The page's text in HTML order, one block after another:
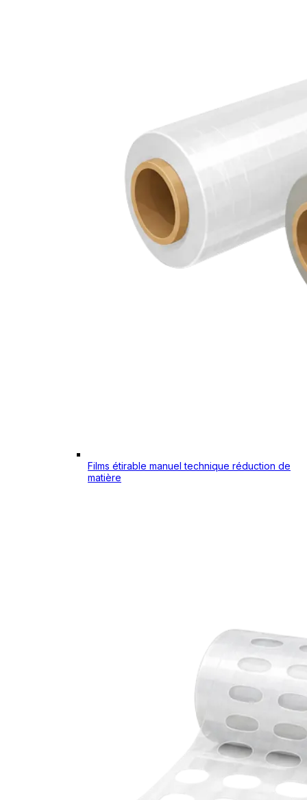
Films étirable manuel technique réduction de
matière